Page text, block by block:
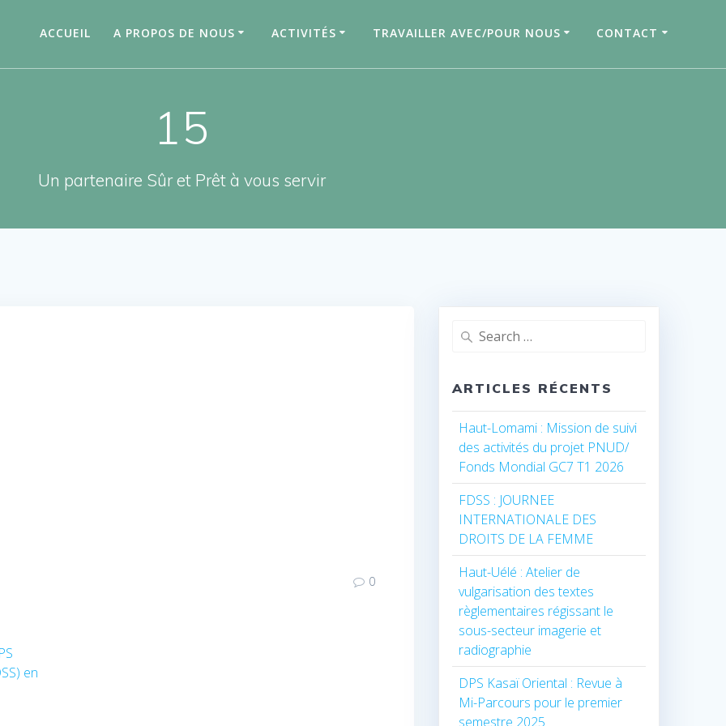
ACCUEIL A PROPOS DE NOUS ACTIVITÉS TRAVAILLER AVEC/POUR NOUS CONTACT
15
Un partenaire Sûr et Prêt à vous servir
0
en
Search
ARTICLES RÉCENTS
Haut-Lomami : Mission de suivi
des activités du projet PNUD/
Fonds Mondial GC7 T1 2026
FDSS : JOURNEE
INTERNATIONALE DES
DROITS DE LA FEMME
Haut-Uélé : Atelier de
vulgarisation des textes
règlementaires régissant le
sous-secteur imagerie et
radiographie
DPS Kasaï Oriental : Revue à
Mi-Parcours pour le premier
semestre 2025